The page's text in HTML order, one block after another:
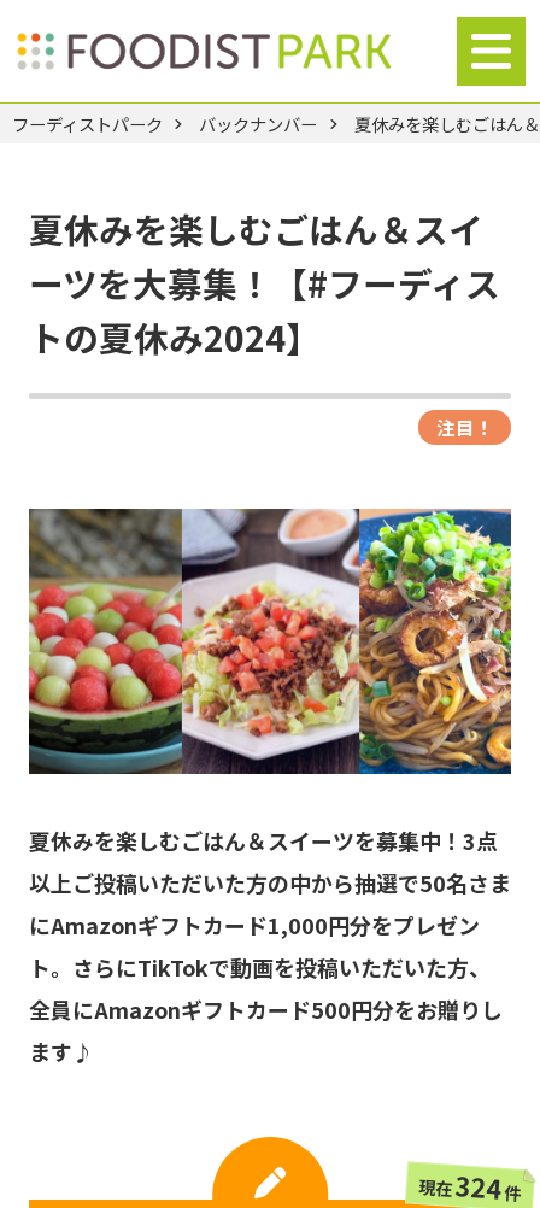
フーディストパーク バックナンバー 夏休みを楽しむごはん
夏休みを楽しむごはん＆スイ
ーツを大募集！【#フーディス
トの夏休み2024】
注目！
夏休みを楽しむごはん＆スイーツを募集中！3点
以上ご投稿いただいた方の中から抽選で50名さま
にAmazonギフトカード1,000円分をプレゼン
ト。さらにTikTokで動画を投稿いただいた方、
全員にAmazonギフトカード500円分をお贈りし
ます♪
現在324件